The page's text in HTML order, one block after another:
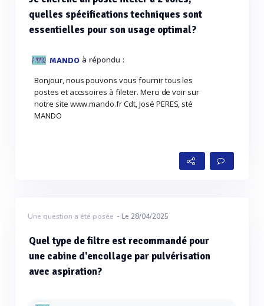
quelles spécifications techniques sont
essentielles pour son usage optimal?
MANDO à répondu :
Bonjour, nous pouvons vous fournir tous les
postes et accssoires à fileter. Merci de voir sur
notre site www.mando.fr Cdt, José PERES, sté
MANDO
Une question a été posée - Le 28/04/2025
Quel type de filtre est recommandé pour
une cabine d'encollage par pulvérisation
avec aspiration?